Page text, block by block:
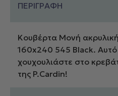
ΠΕΡΙΓΡΑΦΗ
Κουβέρτα Μονή
160x240 545 Black. Αυτό
χουχουλιάστε στο
της P.Cardin!